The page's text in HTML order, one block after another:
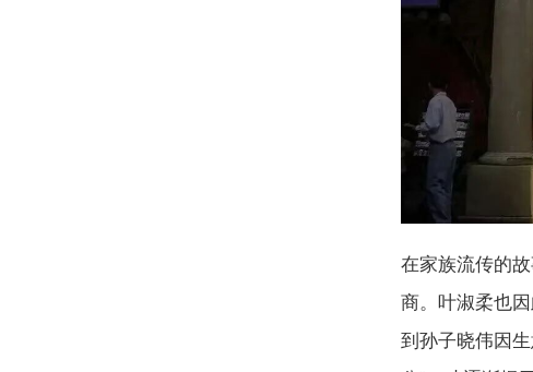
在家族流传的
商。叶淑柔也
到孙子晓伟因